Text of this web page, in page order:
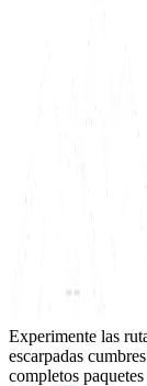
Experimente las
escarpadas
completos